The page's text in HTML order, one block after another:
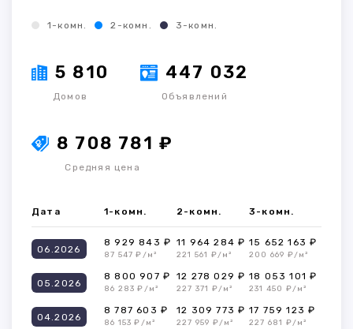
1-комн. 2-комн. 3-комн.
5 810
Домов
447 032
Объявлений
8 708 781 ₽
Средняя цена
Дата 1-комн. 2-комн. 3-комн.
06.2026
8 929 843 ₽
87 547 ₽/м²
11 964 284 ₽
221 561 ₽/м²
15 652 163 ₽
200 669 ₽/м²
05.2026
8 800 907 ₽
86 283 ₽/м²
12 278 029 ₽
227 371 ₽/м²
18 053 101 ₽
231 450 ₽/м²
04.2026
8 787 603 ₽
86 153 ₽/м²
12 309 773 ₽
227 959 ₽/м²
17 759 123 ₽
227 681 ₽/м²